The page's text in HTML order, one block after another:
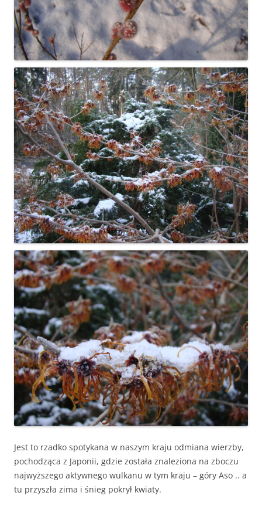
Jest to rzadko spotykana w naszym kraju odmiana wierzby,
pochodząca z Japonii, gdzie została znaleziona na zboczu
najwyższego aktywnego wulkanu w tym kraju – góry Aso .. a
tu przyszła zima i śnieg pokrył kwiaty.